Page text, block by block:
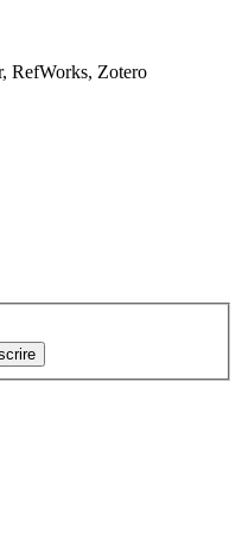
RefWorks, Zotero